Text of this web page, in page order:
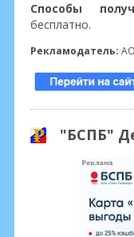
Способы
бесплатно.
Рекламодатель:
"БСПБ"